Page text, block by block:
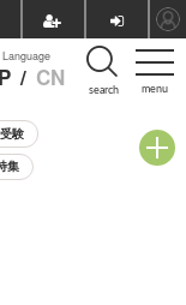
menu
Language
/ CN search
験
集